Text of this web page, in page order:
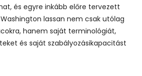
és egyre inkább előre tervezett
lassan nem csak utólag
hanem saját terminológiát,
és saját szabályozásikapacitást